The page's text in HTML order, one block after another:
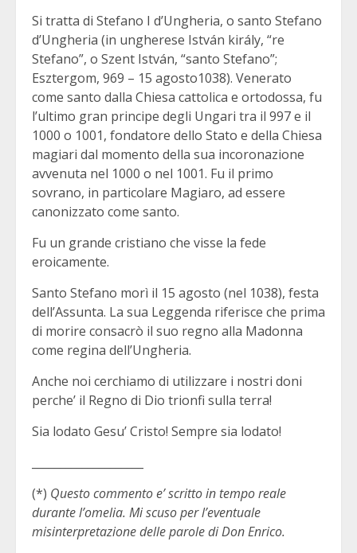
Si tratta di Stefano I d’Ungheria, o santo Stefano
d’Ungheria (in ungherese István király, “re
Stefano”, o Szent István, “santo Stefano”;
Esztergom, 969 – 15 agosto1038). Venerato
come santo dalla Chiesa cattolica e ortodossa, fu
l’ultimo gran principe degli Ungari tra il 997 e il
1000 o 1001, fondatore dello Stato e della Chiesa
magiari dal momento della sua incoronazione
avvenuta nel 1000 o nel 1001. Fu il primo
sovrano, in particolare Magiaro, ad essere
canonizzato come santo.
Fu un grande cristiano che visse la fede
eroicamente.
Santo Stefano morì il 15 agosto (nel 1038), festa
dell’Assunta. La sua Leggenda riferisce che prima
di morire consacrò il suo regno alla Madonna
come regina dell’Ungheria.
Anche noi cerchiamo di utilizzare i nostri doni
perche’ il Regno di Dio trionfi sulla terra!
Sia lodato Gesu’ Cristo! Sempre sia lodato!
(*) Questo commento e’ scritto in tempo reale
durante l’omelia. Mi scuso per l’eventuale
misinterpretazione delle parole di Don Enrico.